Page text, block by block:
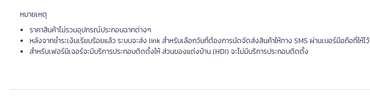
หมายเหตุ
ราคาสินค้าไม่รวมอุปกรณ์ประกอบฉากต่างๆ
หลังจากชำระเงินเรียบร้อยแล้ว ระบบจะส่ง link สำหรับเลือกวันที่ต้องการนัดจัดส่งสินค้าให้ทาง SMS ผ่านเบอร์มือถือที่ให้ไว้
สำหรับเฟอร์นิเจอร์จะมีบริการประกอบติดตั้งให้ ส่วนของแต่งบ้าน (HDI) จะไม่มีบริการประกอบติดตั้ง